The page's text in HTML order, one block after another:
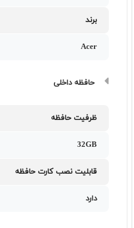
برند
Acer
حافظه داخلی
ظرفیت حافظه
32GB
قابلیت نصب کارت حافظه
دارد